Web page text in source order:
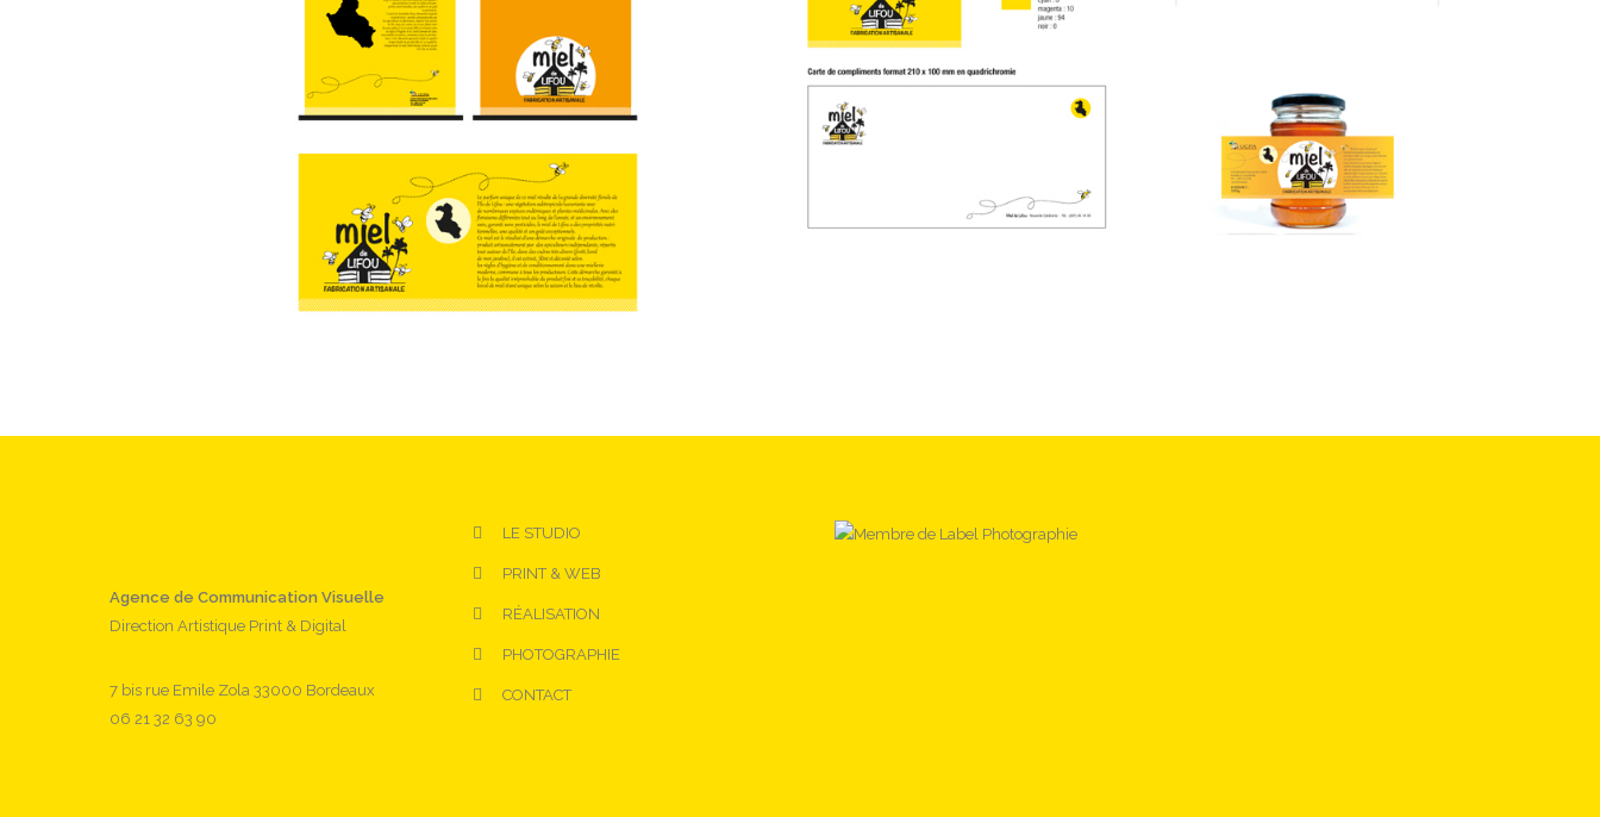
Agence de Communication Visuelle
Direction Artistique Print & Digital
7 bis rue Emile Zola 33000 Bordeaux
06 21 32 63 90
LE STUDIO
PRINT & WEB
RÉALISATION
PHOTOGRAPHIE
CONTACT